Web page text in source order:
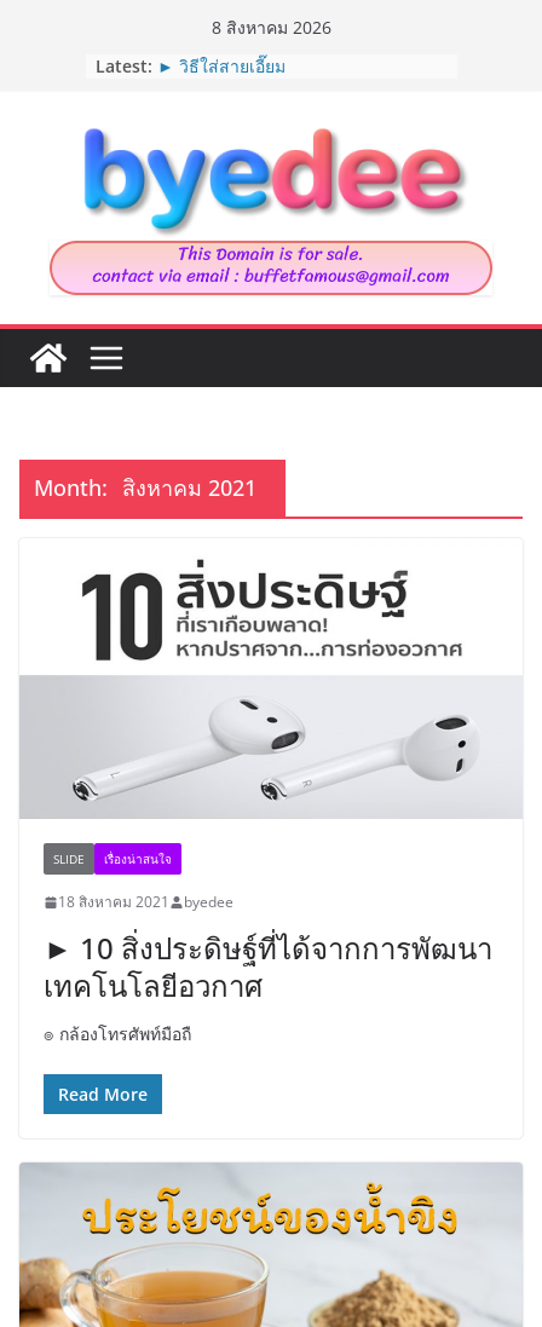
8 สิงหาคม 2026
Latest:
► รวมท่ายืด “ออฟฟิศซินโดม”
► วิธีใส่สายเอี๊ยม
► 9 ต้นไม้ที่แมวกินได้
► House in Chau Doc
Month: สิงหาคม 2021
SLIDE เรื่องน่าสนใจ
18 สิงหาคม 2021 byedee
► 10 สิ่งประดิษฐ์ที่ได้จากการพัฒนา
เทคโนโลยีอวกาศ
๏ กล้องโทรศัพท์มือถื
Read More